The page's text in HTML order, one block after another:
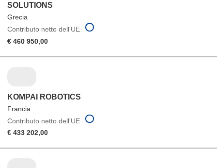
SOLUTIONS
Grecia
Contributo netto dell'UE
€ 460 950,00
KOMPAI ROBOTICS
Francia
Contributo netto dell'UE
€ 433 202,00